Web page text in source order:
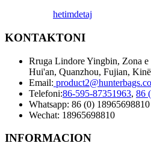
hetimdetaj
KONTAKTONI
Rruga Lindore Yingbin, Zona e
Hui'an, Quanzhou, Fujian,
Email:
Telefoni:86-595-87351963, 86
Whatsapp: 86 (0) 18965698810
Wechat: 18965698810
INFORMACION